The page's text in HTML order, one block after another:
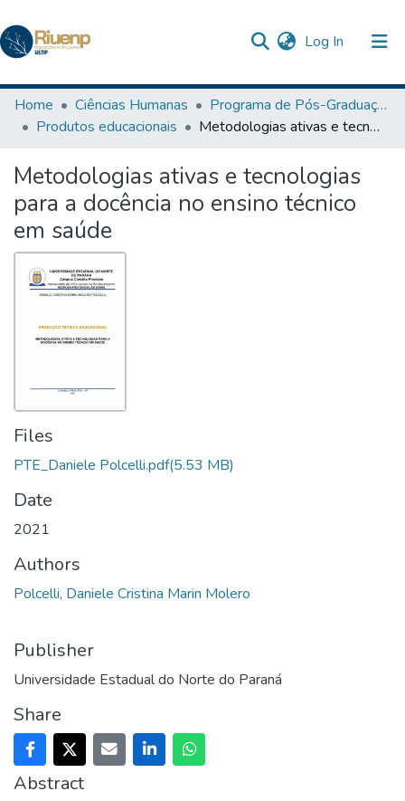
Log In (current)
Communities & Collections
Statistics
The Repository
Home Ciências Humanas
Programa de Pós-Graduação em Ensino
Produtos educacionais
Metodologias ativas e tecnologias para a docência no ensino técnico em saúde
Metodologias ativas e tecnologias
para a docência no ensino técnico
em saúde
Files
PTE_Daniele Polcelli.pdf(5.53 MB)
Date
2021
Authors
Polcelli, Daniele Cristina Marin Molero
Publisher
Universidade Estadual do Norte do Paraná
Share
Abstract